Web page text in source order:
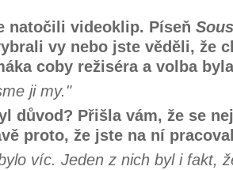
natočili videoklip. Píseň
vy nebo jste věděli, že
coby režiséra a volba
ji my."
důvod? Přišla vám, že se
proto, že jste na ní
víc. Jeden z nich byl i fakt,